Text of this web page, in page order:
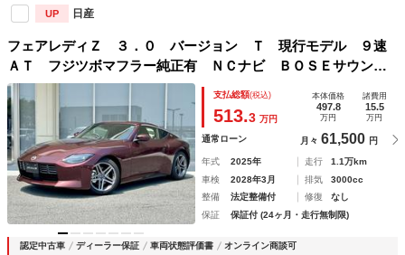
UP 日産
フェアレディＺ ３．０ バージョン Ｔ 現行モデル ９速
ＡＴ フジツボマフラー純正有 ＮＣナビ ＢＯＳＥサウン
ド パワーシート シートヒータ フルセグＴＶ ＥＴＣ２．
０ バックカメラ レーダークルコン ハーフレザーシート
踏み間違い防止
支払総額(税込)
513.3 万円
本体価格
497.8
万円
諸費用
15.5
万円
通常ローン 月々 61,500 円
年式 2025年 走行
1.1万km
車検
2028年3月 排気
3000cc
整備
法定整備付 修復
なし
保証
保証付 (24ヶ月・走行無制限)
認定中古車 ディーラー保証 車両状態評価書 オンライン商談可